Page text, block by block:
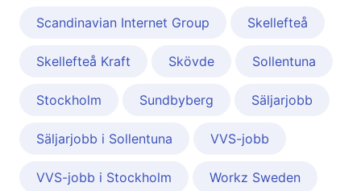
Scandinavian Internet Group Skellefteå
Skellefteå Kraft Skövde Sollentuna
Stockholm Sundbyberg Säljarjobb
Säljarjobb i Sollentuna VVS-jobb
VVS-jobb i Stockholm Workz Sweden